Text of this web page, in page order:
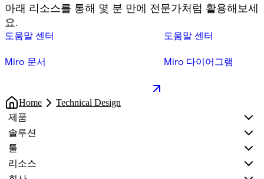
아래 리소스를 통해 몇 분 만에 전문가처럼 활용해보세
요.
도움말 센터
Miro 문서
도움말 센터
Miro 다이어그램
Home Technical Design
제품
솔루션
툴
리소스